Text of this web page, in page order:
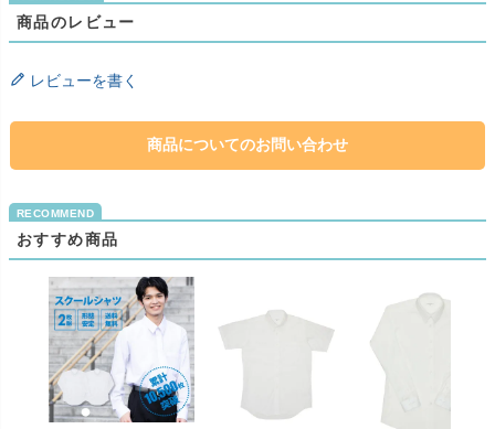
商品のレビュー
レビューを書く
商品についてのお問い合わせ
おすすめ商品